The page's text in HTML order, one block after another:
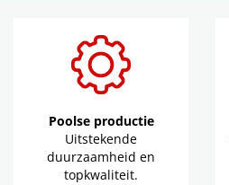
Poolse productie
Uitstekende
duurzaamheid en
topkwaliteit.